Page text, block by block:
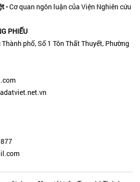
-Cơ quan ngôn luận của Viện Nghiên cứu
PHIẾU
phố, Số 1 Tôn Thất Thuyết, Phường